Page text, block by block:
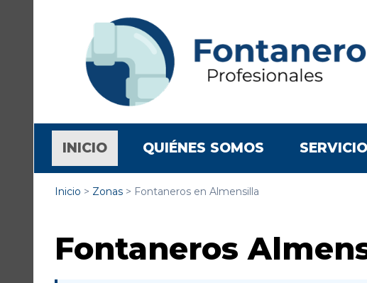
INICIO(CURRENT)
QUIÉNES SOMOS
Inicio > Zonas > Fontaneros en Almensilla
Fontaneros